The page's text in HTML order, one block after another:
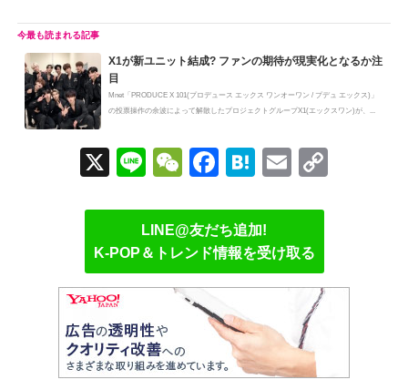
X1が新ユニット結成? ファンの期待が現実化となるか注
目
Mnet「PRODUCE X 101(プロデュース エックス ワンオーワン / プデュ エックス)」
の投票操作の余波によって解散したプロジェクトグループX1(エックスワン)が、...
X
Li
e
W
C
h
at
F
c
e
b
o
o
k
H
e
n
a
E
ail
Li
LINE@友だち追加!
K-POP＆トレンド情報を受け取る